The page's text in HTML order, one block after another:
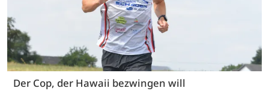
Der Cop, der Hawaii bezwingen will